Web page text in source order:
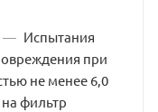
— Испытания
при
не менее 6,0
фильтр